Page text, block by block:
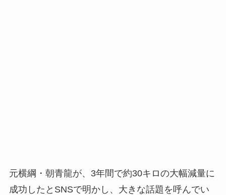
元横綱・朝青龍が、3年間で約30キロの大幅減量に
成功したとSNSで明かし、大きな話題を呼んでい